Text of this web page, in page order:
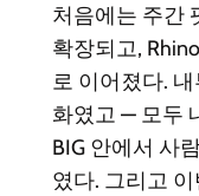
처음에는 주간
확장되고,
로 이어졌다.
화였고 — 모두
BIG 안에서 사
였다. 그리고